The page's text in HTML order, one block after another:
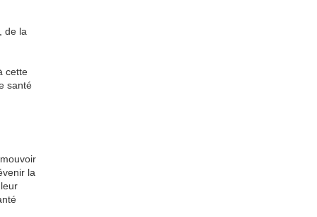
de la
cette
santé
la